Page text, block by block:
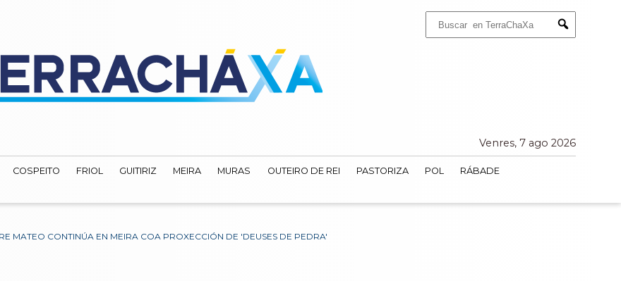
Submit
Venres, 7 ago 2026
COSPEITO FRIOL GUITIRIZ MEIRA MURAS OUTEIRO DE REI PASTORIZA POL
RÁBADE
MATEO CONTINÚA EN MEIRA COA PROXECCIÓN DE 'DEUSES DE PEDRA'